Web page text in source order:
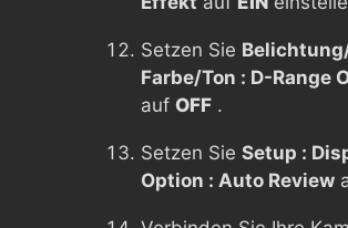
Setzen Sie
Farbe/Ton : D-Range
auf OFF .
Setzen Sie Setup :
Option : Auto Review